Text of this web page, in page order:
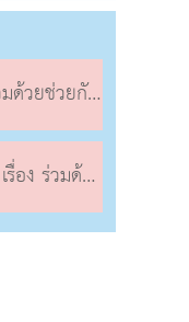
นแก้ปัญหา (5)
กันแก้ปัญหา (5)